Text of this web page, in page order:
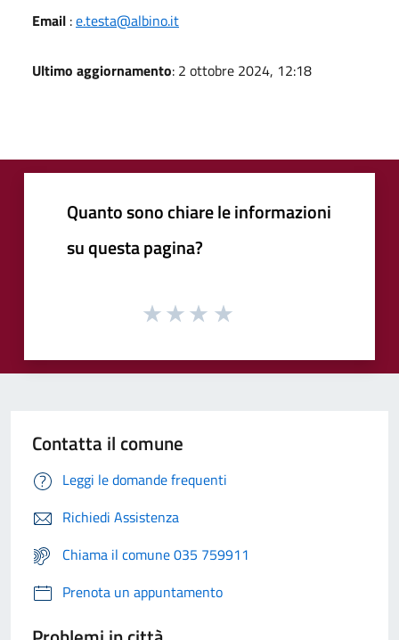
Email :e.testa@albino.it
Ultimo aggiornamento: 2 ottobre 2024, 12:18
Quanto sono chiare le informazioni
su questa pagina?
Contatta il comune
Leggi le domande frequenti
Richiedi Assistenza
Chiama il comune 035 759911
Prenota un appuntamento